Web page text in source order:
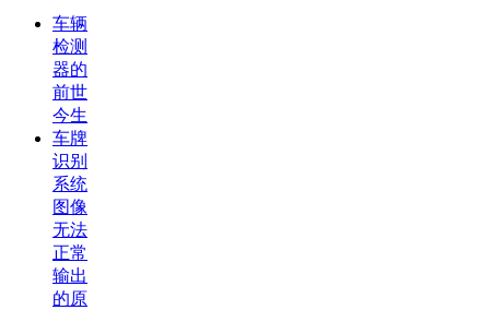
车辆
检测
器的
前世
今生
车牌
识别
系统
图像
无法
正常
输出
的原